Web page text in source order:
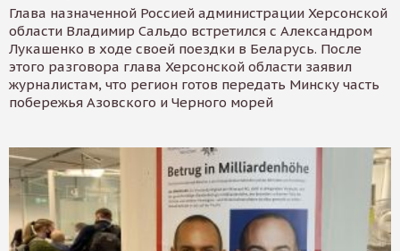
Глава назначенной Россией администрации Херсонской
области Владимир Сальдо встретился с Александром
Лукашенко в ходе своей поездки в Беларусь. После
этого разговора глава Херсонской области заявил
журналистам, что регион готов передать Минску часть
побережья Азовского и Черного морей